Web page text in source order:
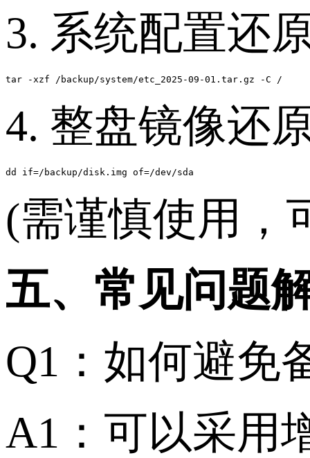
3. 系统配置还
tar -xzf /backup/system/etc_2025-09-01.tar.gz -C /
4. 整盘镜像还
dd if=/backup/disk.img of=/dev/sda
(需谨慎使用，
五、常见问题
Q1：如何避免
A1：可以采用